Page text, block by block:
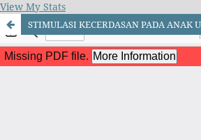
View My Stats